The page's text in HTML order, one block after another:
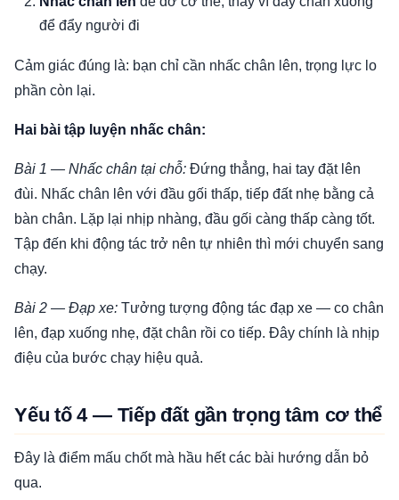
để đẩy người đi
Cảm giác đúng là: bạn chỉ cần nhấc chân lên, trọng lực lo
phần còn lại.
Hai bài tập luyện nhấc chân:
Bài 1 — Nhấc chân tại chỗ: Đứng thẳng, hai tay đặt lên
đùi. Nhấc chân lên với đầu gối thấp, tiếp đất nhẹ bằng cả
bàn chân. Lặp lại nhịp nhàng, đầu gối càng thấp càng tốt.
Tập đến khi động tác trở nên tự nhiên thì mới chuyển sang
chạy.
Bài 2 — Đạp xe: Tưởng tượng động tác đạp xe — co chân
lên, đạp xuống nhẹ, đặt chân rồi co tiếp. Đây chính là nhịp
điệu của bước chạy hiệu quả.
Yếu tố 4 — Tiếp đất gần trọng tâm cơ thể
Đây là điểm mấu chốt mà hầu hết các bài hướng dẫn bỏ
qua.